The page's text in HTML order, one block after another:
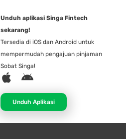
Unduh aplikasi Singa Fintech
sekarang!
Tersedia di iOS dan Android untuk
mempermudah pengajuan pinjaman
Sobat Singa!
A
p
l
e
A
d
r
o
Unduh Aplikasi